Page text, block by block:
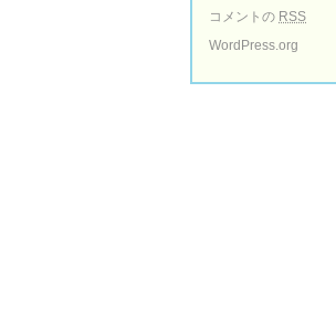
コメントの RSS
WordPress.org